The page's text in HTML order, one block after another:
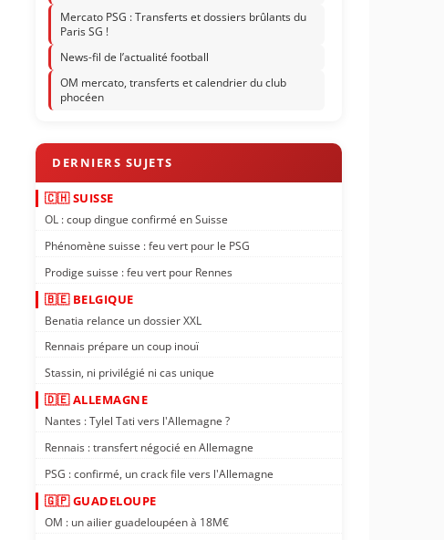
Mercato PSG : Transferts et dossiers brûlants du
Paris SG !
News-fil de l’actualité football
OM mercato, transferts et calendrier du club
phocéen
🇨🇭 SUISSE
OL : coup dingue confirmé en Suisse
Phénomène suisse : feu vert pour le PSG
Prodige suisse : feu vert pour Rennes
🇧🇪 BELGIQUE
Benatia relance un dossier XXL
Rennais prépare un coup inouï
Stassin, ni privilégié ni cas unique
🇩🇪 ALLEMAGNE
Nantes : Tylel Tati vers l'Allemagne ?
Rennais : transfert négocié en Allemagne
PSG : confirmé, un crack file vers l'Allemagne
🇬🇵 GUADELOUPE
OM : un ailier guadeloupéen à 18M€